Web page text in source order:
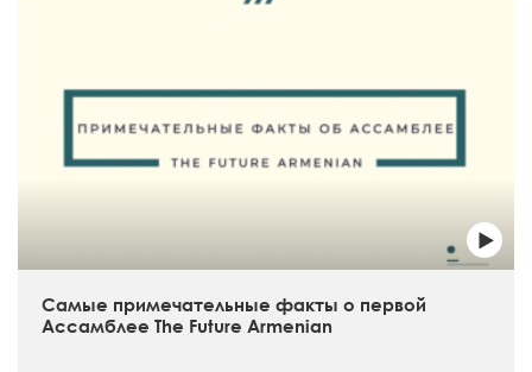
Самые примечательные факты о первой
Ассамблее The Future Armenian